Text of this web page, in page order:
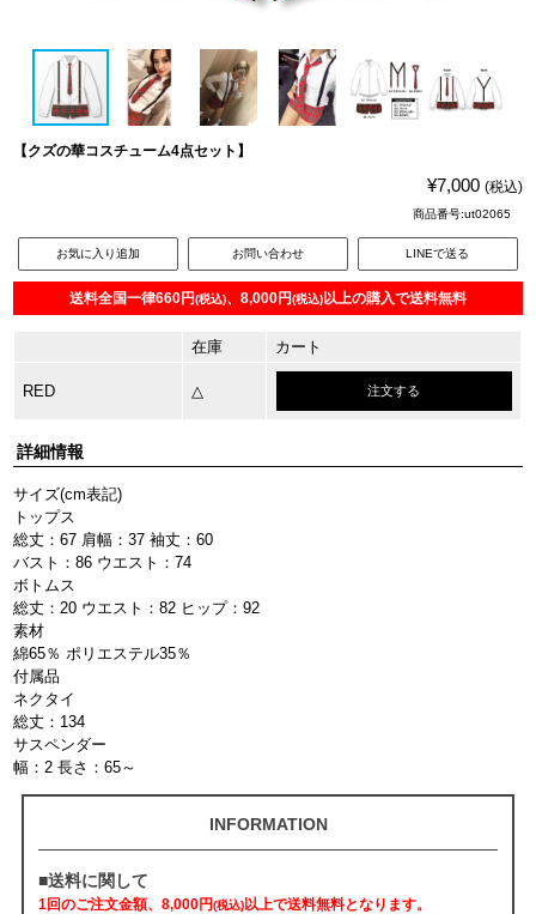
【クズの華コスチューム4点セット】
¥7,000 (税込)
商品番号:ut02065
お気に入り追加 お問い合わせ LINEで送る
送料全国一律660円(税込)、8,000円(税込)以上の購入で送料無料
在庫 カート
RED △ 注文する
詳細情報
サイズ(cm表記)
トップス
総丈：67 肩幅：37 袖丈：60
バスト：86 ウエスト：74
ボトムス
総丈：20 ウエスト：82 ヒップ：92
素材
綿65％ ポリエステル35％
付属品
ネクタイ
総丈：134
サスペンダー
幅：2 長さ：65～
INFORMATION
■送料に関して
1回のご注文金額、8,000円(税込)以上で送料無料となります。